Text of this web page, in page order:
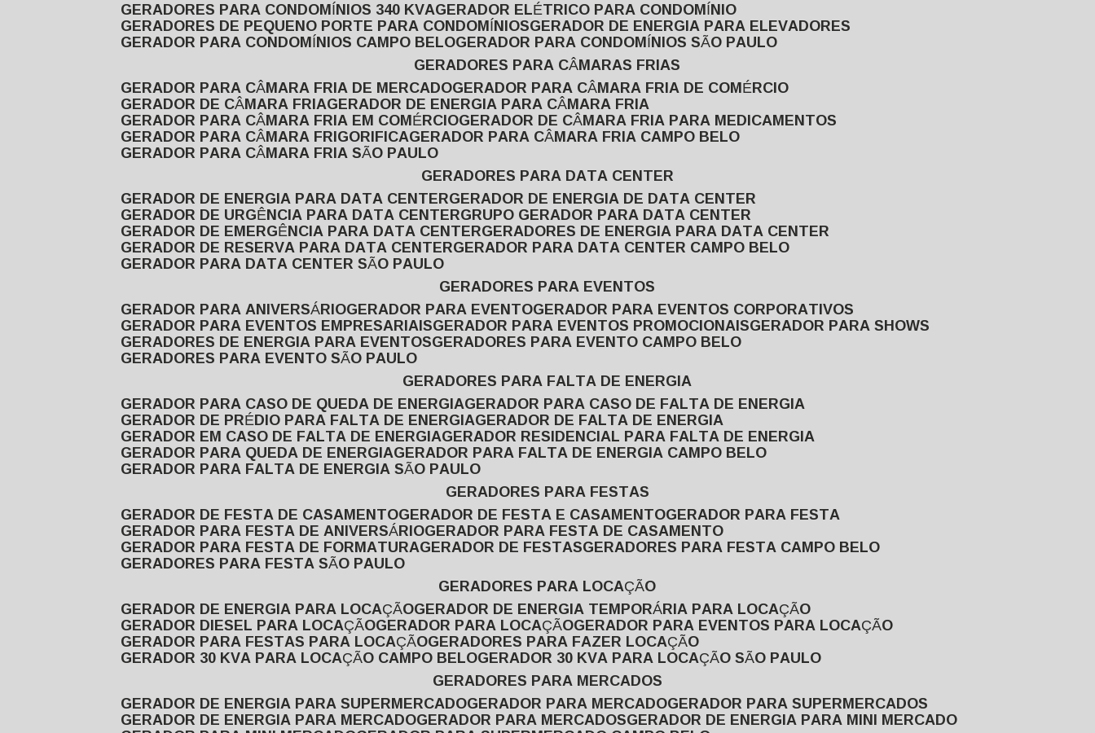
GERADORES PARA CONDOMÍNIOS 340 KVA GERADOR ELÉTRICO PARA CONDOMÍNIO
GERADORES DE PEQUENO PORTE PARA CONDOMÍNIOS GERADOR DE ENERGIA PARA ELEVADORES
GERADOR PARA CONDOMÍNIOS CAMPO BELO GERADOR PARA CONDOMÍNIOS SÃO PAULO
GERADORES PARA CÂMARAS FRIAS
GERADOR PARA CÂMARA FRIA DE MERCADO GERADOR PARA CÂMARA FRIA DE COMÉRCIO
GERADOR DE CÂMARA FRIA GERADOR DE ENERGIA PARA CÂMARA FRIA
GERADOR PARA CÂMARA FRIA EM COMÉRCIO GERADOR DE CÂMARA FRIA PARA MEDICAMENTOS
GERADOR PARA CÂMARA FRIGORIFICA GERADOR PARA CÂMARA FRIA CAMPO BELO
GERADOR PARA CÂMARA FRIA SÃO PAULO
GERADORES PARA DATA CENTER
GERADOR DE ENERGIA PARA DATA CENTER GERADOR DE ENERGIA DE DATA CENTER
GERADOR DE URGÊNCIA PARA DATA CENTER GRUPO GERADOR PARA DATA CENTER
GERADOR DE EMERGÊNCIA PARA DATA CENTER GERADORES DE ENERGIA PARA DATA CENTER
GERADOR DE RESERVA PARA DATA CENTER GERADOR PARA DATA CENTER CAMPO BELO
GERADOR PARA DATA CENTER SÃO PAULO
GERADORES PARA EVENTOS
GERADOR PARA ANIVERSÁRIO GERADOR PARA EVENTO GERADOR PARA EVENTOS CORPORATIVOS
GERADOR PARA EVENTOS EMPRESARIAIS GERADOR PARA EVENTOS PROMOCIONAIS GERADOR PARA SHOWS
GERADORES DE ENERGIA PARA EVENTOS GERADORES PARA EVENTO CAMPO BELO
GERADORES PARA EVENTO SÃO PAULO
GERADORES PARA FALTA DE ENERGIA
GERADOR PARA CASO DE QUEDA DE ENERGIA GERADOR PARA CASO DE FALTA DE ENERGIA
GERADOR DE PRÉDIO PARA FALTA DE ENERGIA GERADOR DE FALTA DE ENERGIA
GERADOR EM CASO DE FALTA DE ENERGIA GERADOR RESIDENCIAL PARA FALTA DE ENERGIA
GERADOR PARA QUEDA DE ENERGIA GERADOR PARA FALTA DE ENERGIA CAMPO BELO
GERADOR PARA FALTA DE ENERGIA SÃO PAULO
GERADORES PARA FESTAS
GERADOR DE FESTA DE CASAMENTO GERADOR DE FESTA E CASAMENTO GERADOR PARA FESTA
GERADOR PARA FESTA DE ANIVERSÁRIO GERADOR PARA FESTA DE CASAMENTO
GERADOR PARA FESTA DE FORMATURA GERADOR DE FESTAS GERADORES PARA FESTA CAMPO BELO
GERADORES PARA FESTA SÃO PAULO
GERADORES PARA LOCAÇÃO
GERADOR DE ENERGIA PARA LOCAÇÃO GERADOR DE ENERGIA TEMPORÁRIA PARA LOCAÇÃO
GERADOR DIESEL PARA LOCAÇÃO GERADOR PARA LOCAÇÃO GERADOR PARA EVENTOS PARA LOCAÇÃO
GERADOR PARA FESTAS PARA LOCAÇÃO GERADORES PARA FAZER LOCAÇÃO
GERADOR 30 KVA PARA LOCAÇÃO CAMPO BELO GERADOR 30 KVA PARA LOCAÇÃO SÃO PAULO
GERADORES PARA MERCADOS
GERADOR DE ENERGIA PARA SUPERMERCADO GERADOR PARA MERCADO GERADOR PARA SUPERMERCADOS
GERADOR DE ENERGIA PARA MERCADO GERADOR PARA MERCADOS GERADOR DE ENERGIA PARA MINI MERCADO